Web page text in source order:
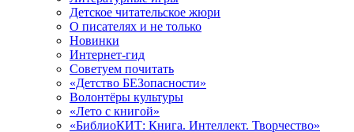
Детское читательское жюри
О писателях и не только
Новинки
Интернет-гид
Советуем почитать
«Детство БЕЗопасности»
Волонтёры культуры
«Лето с книгой»
«БиблиоКИТ: Книга. Интеллект. Творчество»